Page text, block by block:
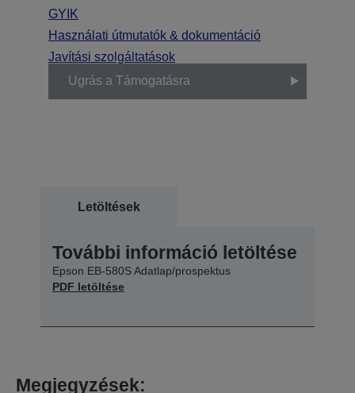
GYIK
Használati útmutatók & dokumentáció
Javítási szolgáltatások
Ugrás a Támogatásra
Letöltések
További információ letöltése
Epson EB-580S Adatlap/prospektus
PDF letöltése
Megjegyzések: